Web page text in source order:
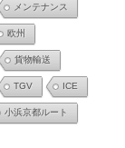
メンテナンス
欧州
貨物輸送
TGV ICE
小浜京都ルート